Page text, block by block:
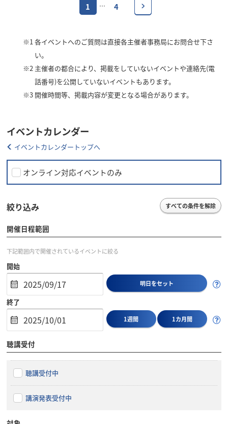
1 … 4
※1各イベントへのご質問は直接各主催者事務局にお問合せ下さ
い。
※2 主催者の都合により、掲載をしていないイベントや連絡先(電
話番号)を公開していないイベントもあります。
※3 開催時間等、掲載内容が変更となる場合があります。
イベントカレンダー
イベントカレンダートップへ
オンライン対応イベントのみ
絞り込み すべての条件を解除
開催日程範囲
下記範囲内で開催されているイベントに絞る
開始
明日をセット
終了
1週間 1カ月間
聴講受付
聴講受付中
講演発表受付中